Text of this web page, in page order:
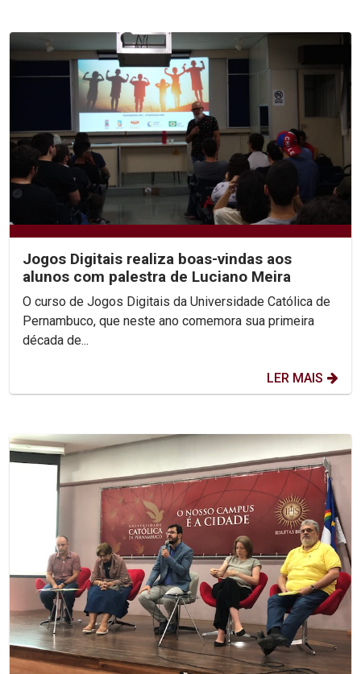
Jogos Digitais realiza boas-vindas aos
alunos com palestra de Luciano Meira
O curso de Jogos Digitais da Universidade Católica de
Pernambuco, que neste ano comemora sua primeira
década de...
LER MAIS